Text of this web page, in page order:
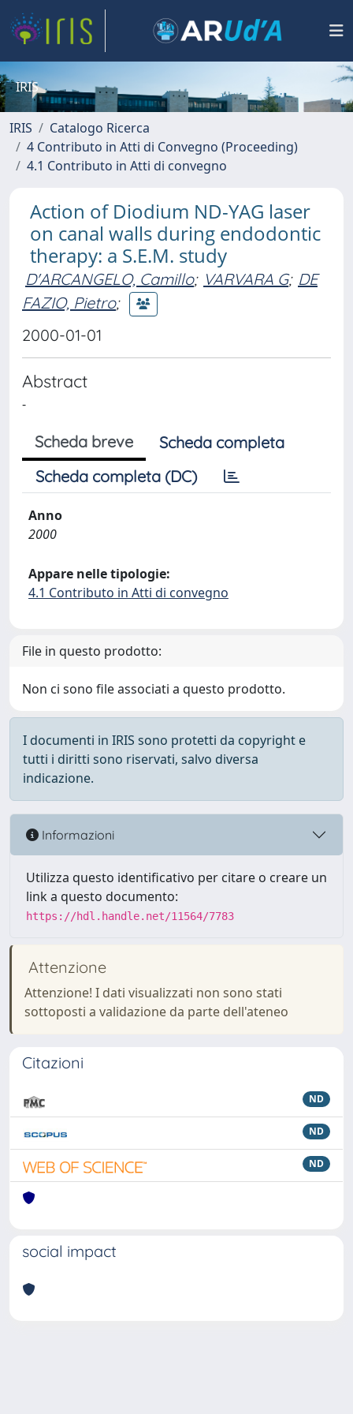
IRIS
IRIS
Catalogo Ricerca
4 Contributo in Atti di Convegno (Proceeding)
4.1 Contributo in Atti di convegno
Action of Diodium ND-YAG laser
on canal walls during endodontic
therapy: a S.E.M. study
D'ARCANGELO, Camillo; VARVARA G; DE
FAZIO, Pietro;
2000-01-01
Abstract
-
Scheda breve
Scheda completa
Scheda completa (DC)
Anno
2000
Appare nelle tipologie:
4.1 Contributo in Atti di convegno
File in questo prodotto:
Non ci sono file associati a questo prodotto.
I documenti in IRIS sono protetti da copyright e
tutti i diritti sono riservati, salvo diversa
indicazione.
Informazioni
Utilizza questo identificativo per citare o creare un
link a questo documento:
https://hdl.handle.net/11564/7783
Attenzione
Attenzione! I dati visualizzati non sono stati
sottoposti a validazione da parte dell'ateneo
Citazioni
ND
ND
ND
social impact